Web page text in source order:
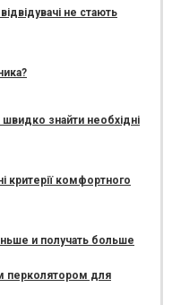
не стають
швидко знайти необхідні
критерії комфортного
и получать больше
перколятором для